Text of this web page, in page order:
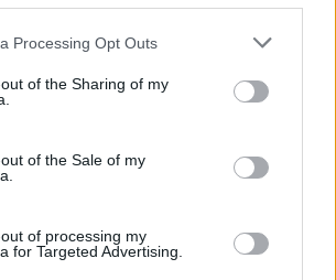
Processing Opt Outs
of the Sharing of my
of the Sale of my
of processing my
for Targeted Advertising.
HIRDETÉS
HIRDETÉS
HIRDETÉS